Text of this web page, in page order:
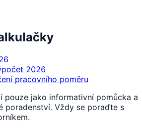
2026
pracovního poměru
pouze jako informativní pomůcka a
poradenství. Vždy se poraďte s